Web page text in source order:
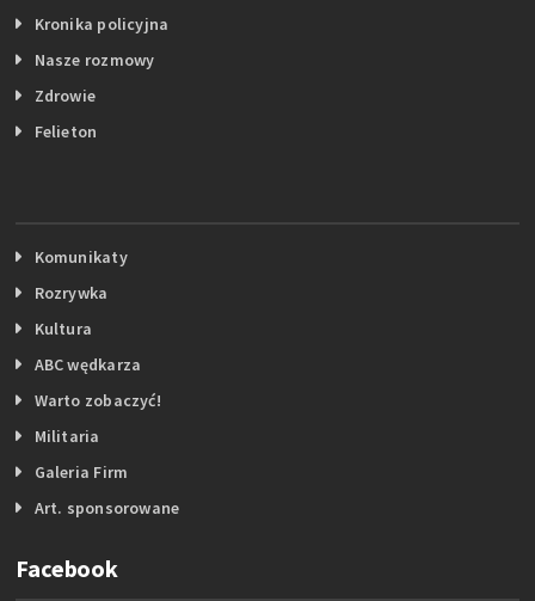
Kronika policyjna
Nasze rozmowy
Zdrowie
Felieton
Komunikaty
Rozrywka
Kultura
ABC wędkarza
Warto zobaczyć!
Militaria
Galeria Firm
Art. sponsorowane
Facebook